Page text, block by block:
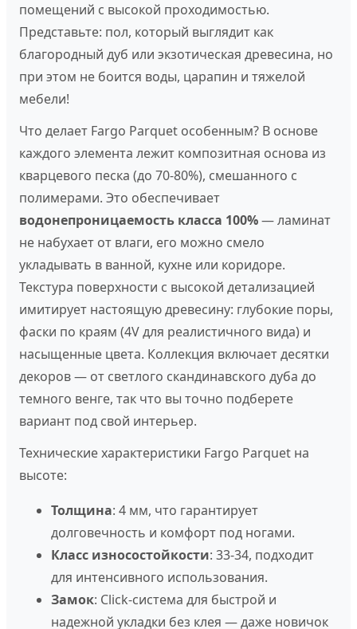
помещений с высокой проходимостью.
Представьте: пол, который выглядит как
благородный дуб или экзотическая древесина, но
при этом не боится воды, царапин и тяжелой
мебели!
Что делает Fargo Parquet особенным? В основе
каждого элемента лежит композитная основа из
кварцевого песка (до 70-80%), смешанного с
полимерами. Это обеспечивает
водонепроницаемость класса 100%— ламинат
не набухает от влаги, его можно смело
укладывать в ванной, кухне или коридоре.
Текстура поверхности с высокой детализацией
имитирует настоящую древесину: глубокие поры,
фаски по краям (4V для реалистичного вида) и
насыщенные цвета. Коллекция включает десятки
декоров — от светлого скандинавского дуба до
темного венге, так что вы точно подберете
вариант под свой интерьер.
Технические характеристики Fargo Parquet на
высоте:
Толщина: 4 мм, что гарантирует
долговечность и комфорт под ногами.
Класс износостойкости: 33-34, подходит
для интенсивного использования.
Замок: Click-система для быстрой и
надежной укладки без клея — даже новичок